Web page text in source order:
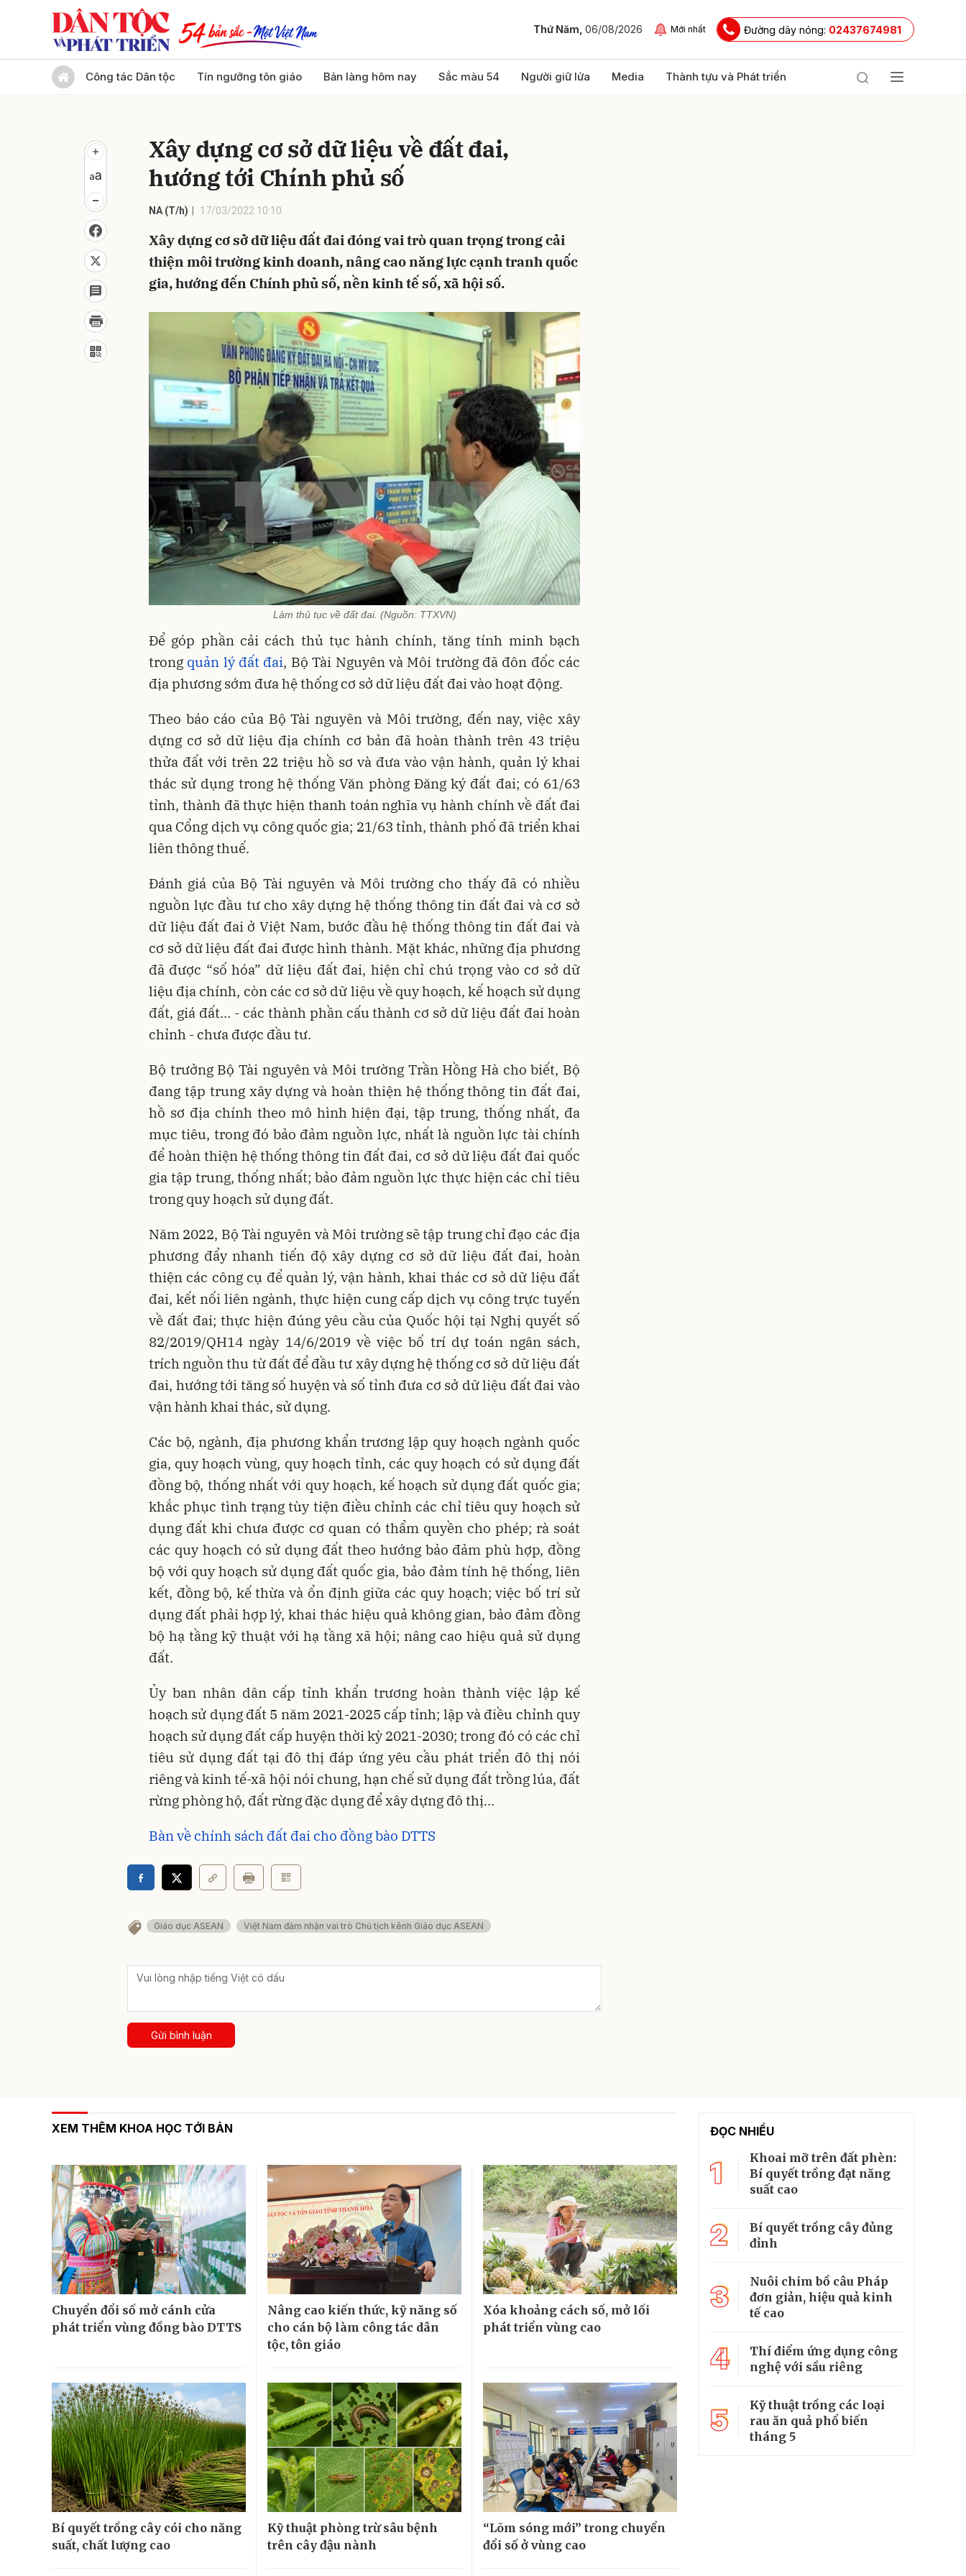
Thứ Năm, 06/08/2026 Mới nhất Đường dây nóng: 02437674981
Công tác Dân tộc Tín ngưỡng tôn giáo Bản làng hôm nay Sắc màu 54 Người giữ lửa Media Thành tựu và Phát triển
Xây dựng cơ sở dữ liệu về đất đai,
hướng tới Chính phủ số
NA (T/h) 17/03/2022 10:10
Xây dựng cơ sở dữ liệu đất đai đóng vai trò quan trọng trong cải
thiện môi trường kinh doanh, nâng cao năng lực cạnh tranh quốc
gia, hướng đến Chính phủ số, nền kinh tế số, xã hội số.
Làm thủ tục về đất đai. (Nguồn: TTXVN)
Để góp phần cải cách thủ tục hành chính, tăng tính minh bạch
trong quản lý đất đai, Bộ Tài Nguyên và Môi trường đã đôn đốc các
địa phương sớm đưa hệ thống cơ sở dữ liệu đất đai vào hoạt động.
Theo báo cáo của Bộ Tài nguyên và Môi trường, đến nay, việc xây
dựng cơ sở dữ liệu địa chính cơ bản đã hoàn thành trên 43 triệu
thửa đất với trên 22 triệu hồ sơ và đưa vào vận hành, quản lý khai
thác sử dụng trong hệ thống Văn phòng Đăng ký đất đai; có 61/63
tỉnh, thành đã thực hiện thanh toán nghĩa vụ hành chính về đất đai
qua Cổng dịch vụ công quốc gia; 21/63 tỉnh, thành phố đã triển khai
liên thông thuế.
Đánh giá của Bộ Tài nguyên và Môi trường cho thấy đã có nhiều
nguồn lực đầu tư cho xây dựng hệ thống thông tin đất đai và cơ sở
dữ liệu đất đai ở Việt Nam, bước đầu hệ thống thông tin đất đai và
cơ sở dữ liệu đất đai được hình thành. Mặt khác, những địa phương
đã được “số hóa” dữ liệu đất đai, hiện chỉ chú trọng vào cơ sở dữ
liệu địa chính, còn các cơ sở dữ liệu về quy hoạch, kế hoạch sử dụng
đất, giá đất… - các thành phần cấu thành cơ sở dữ liệu đất đai hoàn
chỉnh - chưa được đầu tư.
Bộ trưởng Bộ Tài nguyên và Môi trường Trần Hồng Hà cho biết, Bộ
đang tập trung xây dựng và hoàn thiện hệ thống thông tin đất đai,
hồ sơ địa chính theo mô hình hiện đại, tập trung, thống nhất, đa
mục tiêu, trong đó bảo đảm nguồn lực, nhất là nguồn lực tài chính
để hoàn thiện hệ thống thông tin đất đai, cơ sở dữ liệu đất đai quốc
gia tập trung, thống nhất; bảo đảm nguồn lực thực hiện các chỉ tiêu
trong quy hoạch sử dụng đất.
Năm 2022, Bộ Tài nguyên và Môi trường sẽ tập trung chỉ đạo các địa
phương đẩy nhanh tiến độ xây dựng cơ sở dữ liệu đất đai, hoàn
thiện các công cụ để quản lý, vận hành, khai thác cơ sở dữ liệu đất
đai, kết nối liên ngành, thực hiện cung cấp dịch vụ công trực tuyến
về đất đai; thực hiện đúng yêu cầu của Quốc hội tại Nghị quyết số
82/2019/QH14 ngày 14/6/2019 về việc bố trí dự toán ngân sách,
trích nguồn thu từ đất để đầu tư xây dựng hệ thống cơ sở dữ liệu đất
đai, hướng tới tăng số huyện và số tỉnh đưa cơ sở dữ liệu đất đai vào
vận hành khai thác, sử dụng.
Các bộ, ngành, địa phương khẩn trương lập quy hoạch ngành quốc
gia, quy hoạch vùng, quy hoạch tỉnh, các quy hoạch có sử dụng đất
đồng bộ, thống nhất với quy hoạch, kế hoạch sử dụng đất quốc gia;
khắc phục tình trạng tùy tiện điều chỉnh các chỉ tiêu quy hoạch sử
dụng đất khi chưa được cơ quan có thẩm quyền cho phép; rà soát
các quy hoạch có sử dụng đất theo hướng bảo đảm phù hợp, đồng
bộ với quy hoạch sử dụng đất quốc gia, bảo đảm tính hệ thống, liên
kết, đồng bộ, kế thừa và ổn định giữa các quy hoạch; việc bố trí sử
dụng đất phải hợp lý, khai thác hiệu quả không gian, bảo đảm đồng
bộ hạ tầng kỹ thuật với hạ tầng xã hội; nâng cao hiệu quả sử dụng
đất.
Ủy ban nhân dân cấp tỉnh khẩn trương hoàn thành việc lập kế
hoạch sử dụng đất 5 năm 2021-2025 cấp tỉnh; lập và điều chỉnh quy
hoạch sử dụng đất cấp huyện thời kỳ 2021-2030; trong đó có các chỉ
tiêu sử dụng đất tại đô thị đáp ứng yêu cầu phát triển đô thị nói
riêng và kinh tế-xã hội nói chung, hạn chế sử dụng đất trồng lúa, đất
rừng phòng hộ, đất rừng đặc dụng để xây dựng đô thị...
Bàn về chính sách đất đai cho đồng bào DTTS
Giáo dục ASEAN Việt Nam đảm nhận vai trò Chủ tịch kênh Giáo dục ASEAN
Gửi bình luận
XEM THÊM KHOA HỌC TỚI BẢN
Chuyển đổi số mở cánh cửa
phát triển vùng đồng bào DTTS
Nâng cao kiến thức, kỹ năng số
cho cán bộ làm công tác dân
tộc, tôn giáo
Xóa khoảng cách số, mở lối
phát triển vùng cao
Bí quyết trồng cây cói cho năng
suất, chất lượng cao
Kỹ thuật phòng trừ sâu bệnh
trên cây đậu nành
“Lõm sóng mới” trong chuyển
đổi số ở vùng cao
ĐỌC NHIỀU
1
Khoai mỡ trên đất phèn:
Bí quyết trồng đạt năng
suất cao
2
Bí quyết trồng cây đủng
đỉnh
3
Nuôi chim bồ câu Pháp
đơn giản, hiệu quả kinh
tế cao
4
Thí điểm ứng dụng công
nghệ với sầu riêng
5
Kỹ thuật trồng các loại
rau ăn quả phổ biến
tháng 5
Gửi bình luận